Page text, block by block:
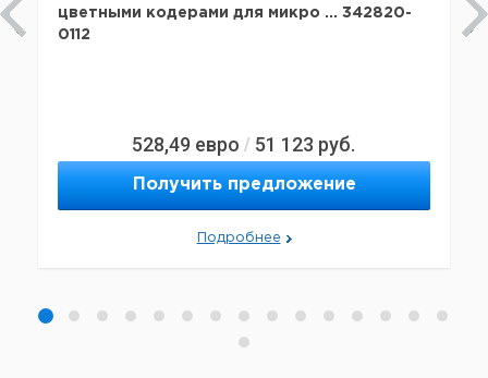
цветными кодерами для микро ... 342820-
0112
528,49 евро / 51 123 руб.
Получить предложение
Подробнее